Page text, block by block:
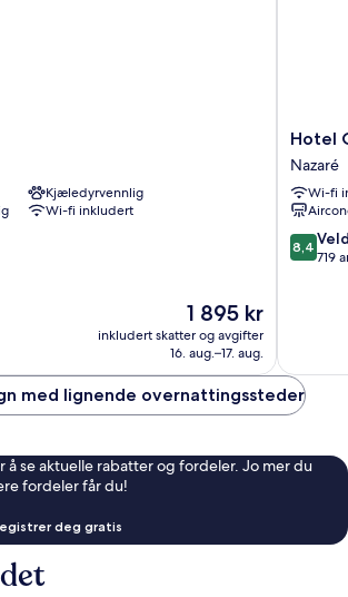
Kjæledyrvennlig
Wi-fi inkludert
Prisen
1 895 kr
1 895 kr
inkludert skatter og avgifter
16. aug.–17. aug.
Hotel
Oceano
Nazaré
Hotel
Nazaré
Wi-fi
8.4
av
8,4
719
med lignende overnattingssteder
å se aktuelle rabatter og fordeler. Jo mer du
fordeler får du!
deg gratis